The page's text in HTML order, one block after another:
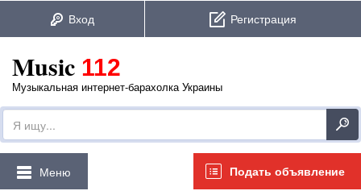
Music 112
Музыкальная интернет-барахолка Украины
Подать объявление
Меню